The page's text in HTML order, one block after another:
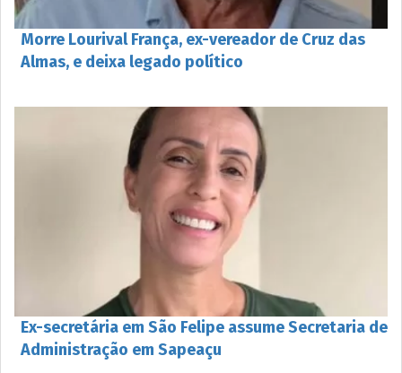
Morre Lourival França, ex-vereador de Cruz das
Almas, e deixa legado político
Ex-secretária em São Felipe assume Secretaria de
Administração em Sapeaçu